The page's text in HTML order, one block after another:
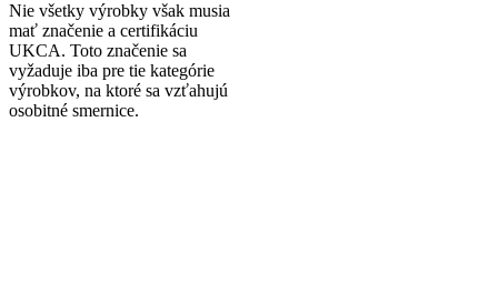
Nie všetky výrobky však musia
mať značenie a certifikáciu
UKCA. Toto značenie sa
vyžaduje iba pre tie kategórie
výrobkov, na ktoré sa vzťahujú
osobitné smernice.